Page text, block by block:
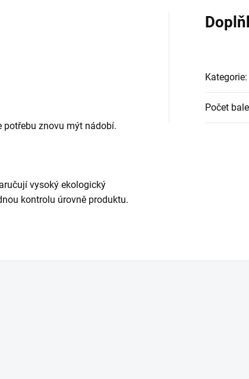
znovu mýt nádobí.
vysoký ekologický
kontrolu úrovně produktu.
Kategorie:
Počet